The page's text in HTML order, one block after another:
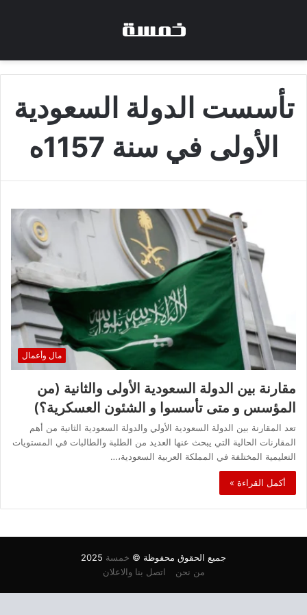
تأسست الدولة السعودية
الأولى في سنة 1157ه
مال وأعمال
مقارنة بين الدولة السعودية الأولى والثانية (من
المؤسس و متى تأسسوا و الشئون العسكرية؟)
تعد المقارنة بين الدولة السعودية الأولي والدولة السعودية الثانية من أهم
المقارنات الحالية التي يبحث عنها العديد من الطلبة والطالبات في المستويات
التعليمية المختلفة في المملكة العربية السعودية،…
أكمل القراءة »
جميع الحقوق محفوظة © خمسة
من نحن
اتصل بنا والاعلان